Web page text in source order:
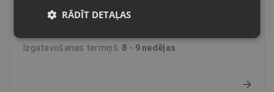
Maksimālais Plat. x Augst.:
Izgatavošanas termiņš: 8 - 9 nedēļas
RĀDĪT DETAĻAS